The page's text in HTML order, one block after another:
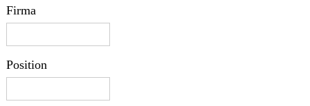
Firma
Position